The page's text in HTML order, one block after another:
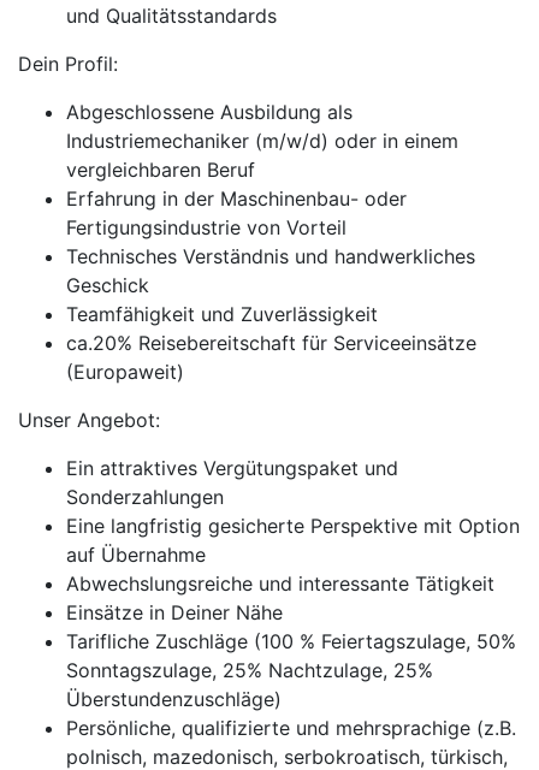
und Qualitätsstandards
Dein Profil:
Abgeschlossene Ausbildung als
Industriemechaniker (m/w/d) oder in einem
vergleichbaren Beruf
Erfahrung in der Maschinenbau- oder
Fertigungsindustrie von Vorteil
Technisches Verständnis und handwerkliches
Geschick
Teamfähigkeit und Zuverlässigkeit
ca.20% Reisebereitschaft für Serviceeinsätze
(Europaweit)
Unser Angebot:
Ein attraktives Vergütungspaket und
Sonderzahlungen
Eine langfristig gesicherte Perspektive mit Option
auf Übernahme
Abwechslungsreiche und interessante Tätigkeit
Einsätze in Deiner Nähe
Tarifliche Zuschläge (100 % Feiertagszulage, 50%
Sonntagszulage, 25% Nachtzulage, 25%
Überstundenzuschläge)
Persönliche, qualifizierte und mehrsprachige (z.B.
polnisch, mazedonisch, serbokroatisch, türkisch,